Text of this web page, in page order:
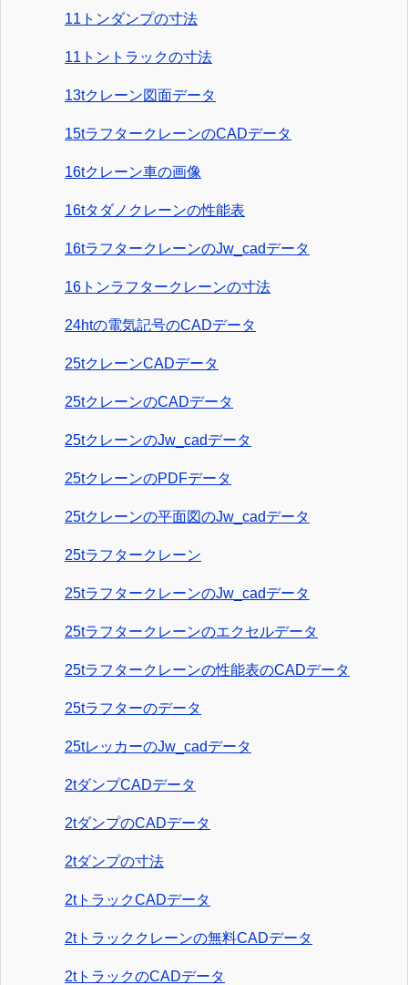
11トンダンプの寸法
11トントラックの寸法
13tクレーン図面データ
15tラフタークレーンのCADデータ
16tクレーン車の画像
16tタダノクレーンの性能表
16tラフタークレーンのJw_cadデータ
16トンラフタークレーンの寸法
24htの電気記号のCADデータ
25tクレーンCADデータ
25tクレーンのCADデータ
25tクレーンのJw_cadデータ
25tクレーンのPDFデータ
25tクレーンの平面図のJw_cadデータ
25tラフタークレーン
25tラフタークレーンのJw_cadデータ
25tラフタークレーンのエクセルデータ
25tラフタークレーンの性能表のCADデータ
25tラフターのデータ
25tレッカーのJw_cadデータ
2tダンプCADデータ
2tダンプのCADデータ
2tダンプの寸法
2tトラックCADデータ
2tトラッククレーンの無料CADデータ
2tトラックのCADデータ